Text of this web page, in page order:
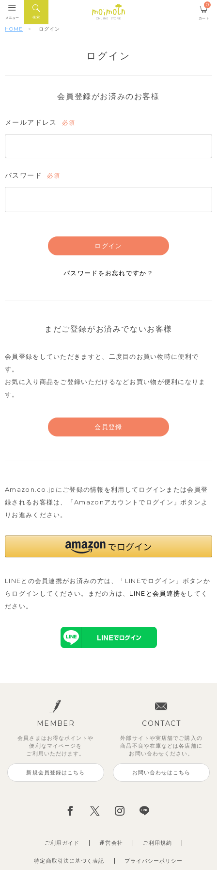
ONLINE STORE
検索
メニュー カート
0
HOME ログイン
ログイン
会員登録がお済みのお客様
メールアドレス
須)
パスワード
須)
ログイン
パスワードをお忘れですか？
まだご登録がお済みでないお客様
会員登録をしていただきますと、二度目のお買い物時に便利で
す。
お気に入り商品をご登録いただけるなどお買い物が便利になりま
す。
会員登録
Amazon.co.jpにご登録の情報を利用してログインまたは会員登
録されるお客様は、
「Amazonアカウントでログイン」ボタンよ
りお進みください。
LINEとの会員連携がお済みの方は、「LINEでログイン」ボタンか
らログインしてください。まだの方は、 LINEと会員連携をしてく
ださい。
MEMBER
会員さまはお得なポイントや
便利な マイページを
ご利用いただけます。
新規会員登録はこちら
CONTACT
外部サイトや実店舗でご購入の
商品不良や在庫などは各店舗に
お問い合わせください。
お問い合わせはこちら
ご利用ガイド 運営会社
特定商取引法に基づく表記 プライバシーポリシー
ご利用規約